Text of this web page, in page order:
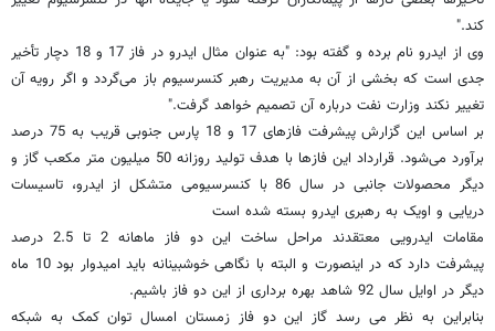
کند."
وی از ایدرو نام برده و گفته بود: "به عنوان مثال ایدرو در فاز 17 و 18 دچار تأخیر
جدی است که بخشی از آن به مدیریت رهبر کنسرسیوم باز می‌گردد و اگر رویه آن
تغییر نکند وزارت نفت درباره آن تصمیم خواهد گرفت."
بر اساس این گزارش پیشرفت فازهای 17 و 18 پارس جنوبی قریب به 75 درصد
برآورد می‌شود. قرارداد این فازها با هدف تولید روزانه 50 میلیون متر مکعب گاز و
دیگر محصولات جانبی در سال 86 با کنسرسیومی متشکل از ایدرو، تاسیسات
دریایی و اویک به رهبری ایدرو بسته شده است
مقامات ایدرویی معتقدند مراحل ساخت این دو فاز ماهانه 2 تا 2.5 درصد
پیشرفت دارد که در اینصورت و البته با نگاهی خوشبینانه باید امیدوار بود 10 ماه
دیگر در اوایل سال 92 شاهد بهره برداری از این دو فاز باشیم.
بنابراین به نظر می رسد گاز این دو فاز زمستان امسال توان کمک به شبکه